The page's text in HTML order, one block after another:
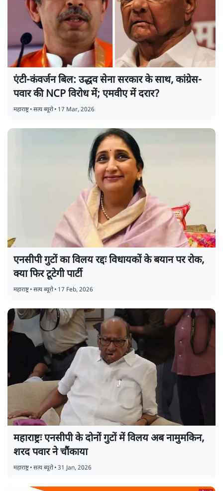
एंटी-कंवर्जन बिल: उद्धव सेना सरकार के साथ, कांग्रेस-
पवार की NCP विरोध में; एमवीए में दरार?
महाराष्ट्र•सत्य ब्यूरो• 17 Mar, 2026
एनसीपी गुटों का विलय रद्दः विधायकों के बयान पर रोक,
क्या फिर टूटेगी पार्टी
महाराष्ट्र•सत्य ब्यूरो• 17 Feb, 2026
महाराष्ट्रः एनसीपी के दोनों गुटों में विलय अब नामुमकिन,
शरद पवार ने चौंकाया
महाराष्ट्र•सत्य ब्यूरो•31 Jan, 2026